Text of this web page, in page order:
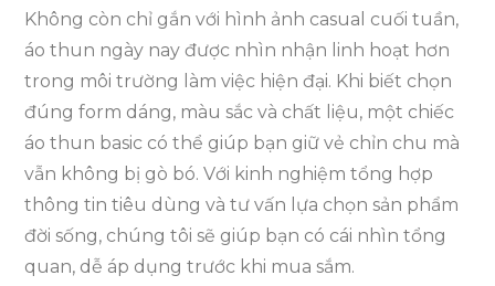
Không còn chỉ gắn với hình ảnh casual cuối tuần,
áo thun ngày nay được nhìn nhận linh hoạt hơn
trong môi trường làm việc hiện đại. Khi biết chọn
đúng form dáng, màu sắc và chất liệu, một chiếc
áo thun basic có thể giúp bạn giữ vẻ chỉn chu mà
vẫn không bị gò bó. Với kinh nghiệm tổng hợp
thông tin tiêu dùng và tư vấn lựa chọn sản phẩm
đời sống, chúng tôi sẽ giúp bạn có cái nhìn tổng
quan, dễ áp dụng trước khi mua sắm.